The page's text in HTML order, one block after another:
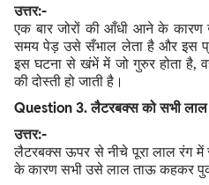
उत्तर:-
एक बार जोरों की आँधी आने के
समय पेड़ उसे सँभाल लेता है और इस
इस घटना से खंभें में जो गुरुर होता है,
की दोस्ती हो जाती है।
Question3. लैटरबक्स को सभी
उत्तर:-
लैटरबक्स ऊपर से नीचे पूरा लाल रंग में
के कारण सभी उसे लाल ताऊ कहकर